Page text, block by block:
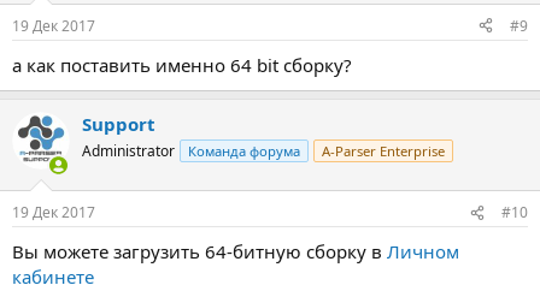
19 Дек 2017 #9
а как поставить именно 64 bit сборку?
Support
Administrator Команда форума A-Parser Enterprise
19 Дек 2017 #10
Вы можете загрузить 64-битную сборку в Личном
кабинете